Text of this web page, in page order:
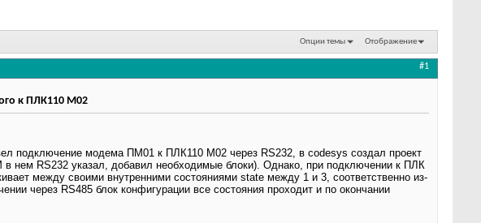
Опции темы Отображение
#1
к ПЛК110 М02
подключение модема ПМ01 к ПЛК110 М02 через RS232, в codesys создал проект
в нем RS232 указал, добавил необходимые блоки). Однако, при подключении к ПЛК
между своими внутренними состояниями state между 1 и 3, соответственно из-
через RS485 блок конфигурации все состояния проходит и по окончании